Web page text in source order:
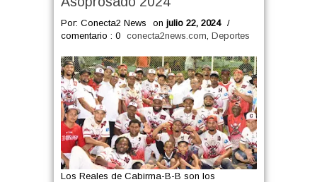
Por: Conecta2 News on julio 22, 2024
/
comentario : 0
conecta2news.com, Deportes
Los Reales de Cabirma-B-B son los